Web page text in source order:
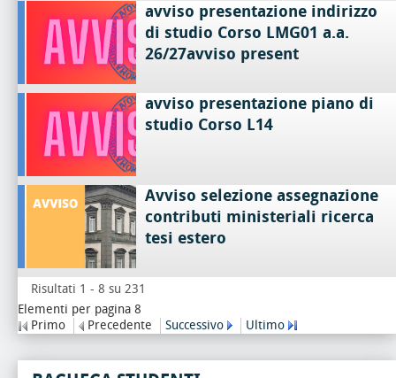
avviso presentazione indirizzo
di studio Corso LMG01 a.a.
26/27avviso present
avviso presentazione piano di
studio Corso L14
Avviso selezione assegnazione
contributi ministeriali ricerca
tesi estero
Risultati 1 - 8 su 231
Elementi per pagina 8
Primo
Precedente Successivo Ultimo